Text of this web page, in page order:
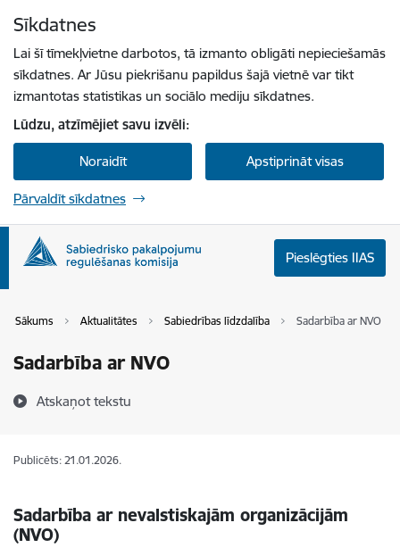
Sīkdatnes
Lai šī tīmekļvietne darbotos, tā izmanto obligāti nepieciešamās
sīkdatnes. Ar Jūsu piekrišanu papildus šajā vietnē var tikt
izmantotas statistikas un sociālo mediju sīkdatnes.
Lūdzu, atzīmējiet savu izvēli:
Noraidīt Apstiprināt visas
Pārvaldīt sīkdatnes
Pieslēgties IIAS
Sākums Aktualitātes Sabiedrības līdzdalība Sadarbība ar NVO
Sadarbība ar NVO
Atskaņot tekstu
Publicēts: 21.01.2026.
Sadarbība ar nevalstiskajām organizācijām
(NVO)